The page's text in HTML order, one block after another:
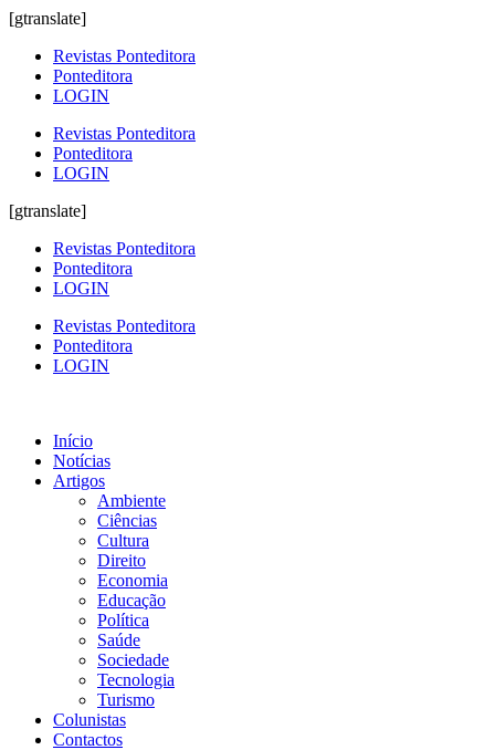
[gtranslate]
Revistas Ponteditora
Ponteditora
LOGIN
Revistas Ponteditora
Ponteditora
LOGIN
[gtranslate]
Revistas Ponteditora
Ponteditora
LOGIN
Revistas Ponteditora
Ponteditora
LOGIN
Início
Notícias
Artigos
Ambiente
Ciências
Cultura
Direito
Economia
Educação
Política
Saúde
Sociedade
Tecnologia
Turismo
Colunistas
Contactos